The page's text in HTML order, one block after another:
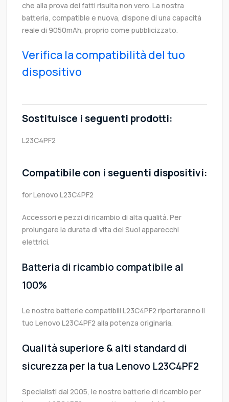
che alla prova dei fatti risulta non vero. La nostra
batteria, compatible e nuova, dispone di una capacità
reale di 9050mAh, proprio come pubblicizzato.
Verifica la compatibilità del tuo
dispositivo
Sostituisce i seguenti prodotti:
L23C4PF2
Compatibile con i seguenti dispositivi:
for Lenovo L23C4PF2
Accessori e pezzi di ricambio di alta qualità. Per
prolungare la durata di vita dei Suoi apparecchi
elettrici.
Batteria di ricambio compatibile al
100%
Le nostre batterie compatibili L23C4PF2 riporteranno il
tuo Lenovo L23C4PF2 alla potenza originaria.
Qualità superiore & alti standard di
sicurezza per la tua Lenovo L23C4PF2
Specialisti dal 2005, le nostre batterie di ricambio per